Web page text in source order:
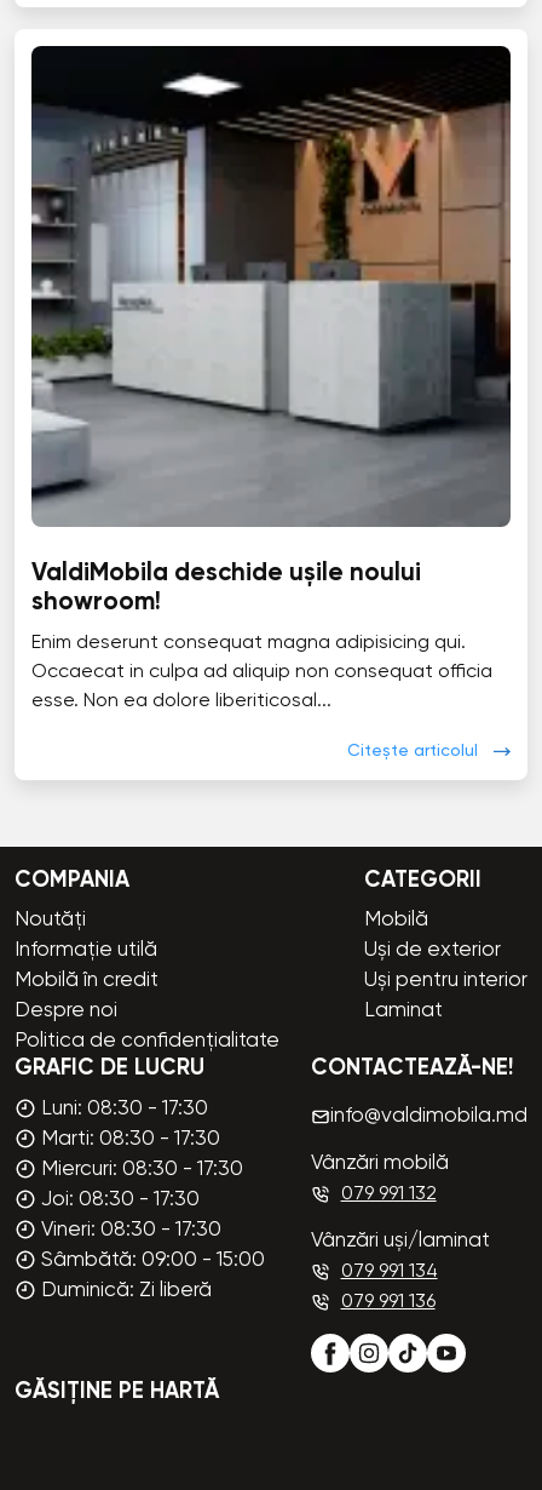
ValdiMobila deschide ușile noului
showroom!
Enim deserunt consequat magna adipisicing qui.
Occaecat in culpa ad aliquip non consequat officia
esse. Non ea dolore liberiticosal...
Citește articolul
COMPANIA
Noutăți
Informație utilă
Mobilă în credit
Despre noi
Politica de confidențialitate
CATEGORII
Mobilă
Uși de exterior
Uși pentru interior
Laminat
GRAFIC DE LUCRU
Luni: 08:30 - 17:30
Marti: 08:30 - 17:30
Miercuri: 08:30 - 17:30
Joi: 08:30 - 17:30
Vineri: 08:30 - 17:30
Sâmbătă: 09:00 - 15:00
Duminică: Zi liberă
CONTACTEAZĂ-NE!
info@valdimobila.md
Vânzări mobilă
079 991 132
Vânzări uși/laminat
079 991 134
079 991 136
GĂSIȚINE PE HARTĂ